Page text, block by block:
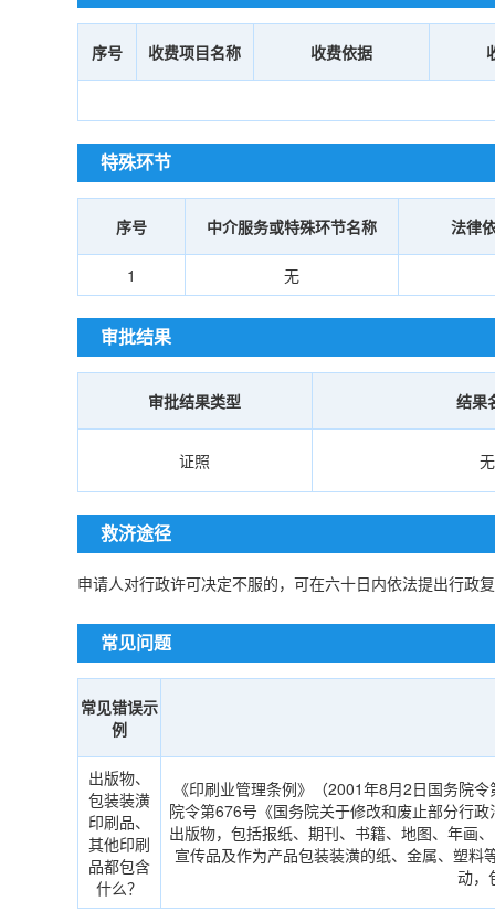
序号 收费项目名称 收费依据
特殊环节
序号 中介服务或特殊环节名称 法律
1 无
审批结果
审批结果类型 结果
证照 无
救济途径
申请人对行政许可决定不服的，可在六十日内依法提出行政
常见问题
常见错误示
例
出版物、
包装装潢
印刷品、
其他印刷
品都包含
什么？
《印刷业管理条例》（2001年8月2日国务院
院令第676号《国务院关于修改和废止部分行
出版物，包括报纸、期刊、书籍、地图、年画
宣传品及作为产品包装装潢的纸、金属、塑
动，